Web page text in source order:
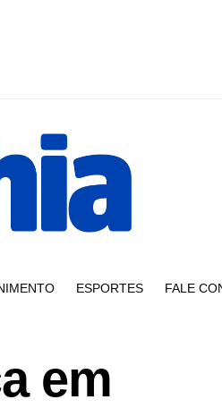
ESPORTES FALE
em